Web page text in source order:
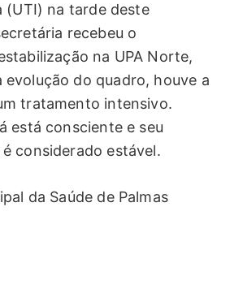
(UTI) na tarde deste
recebeu o
na UPA Norte,
evolução do quadro, houve a
tratamento intensivo.
está consciente e seu
considerado estável.
da Saúde de Palmas